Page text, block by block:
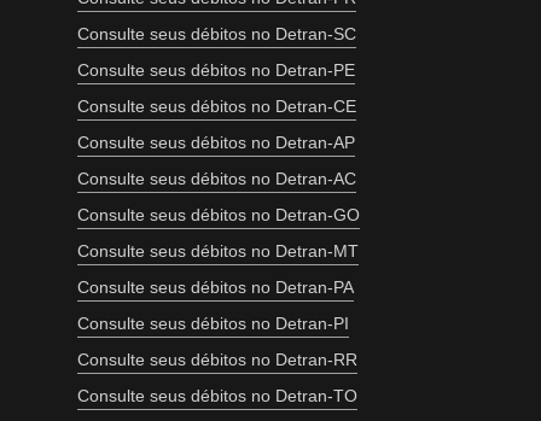
Consulte seus débitos no Detran-SC
Consulte seus débitos no Detran-PE
Consulte seus débitos no Detran-CE
Consulte seus débitos no Detran-AP
Consulte seus débitos no Detran-AC
Consulte seus débitos no Detran-GO
Consulte seus débitos no Detran-MT
Consulte seus débitos no Detran-PA
Consulte seus débitos no Detran-PI
Consulte seus débitos no Detran-RR
Consulte seus débitos no Detran-TO